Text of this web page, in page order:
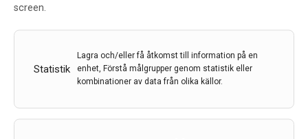
screen.
Statistik
Lagra och/eller få åtkomst till information på en
enhet, Förstå målgrupper genom statistik eller
kombinationer av data från olika källor.
Neurocentrum
Två nya centrum har öppnats på Karolinska